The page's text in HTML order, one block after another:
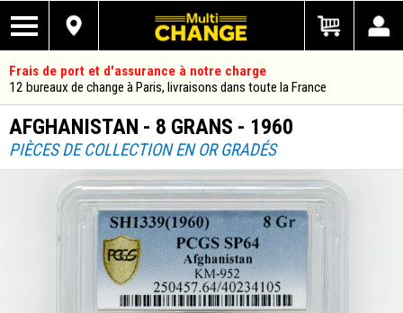
Frais de port et d'assurance à notre charge
12 bureaux de change à Paris, livraisons dans toute la France
AFGHANISTAN - 8 GRANS - 1960
PIÈCES DE COLLECTION EN OR GRADÉS